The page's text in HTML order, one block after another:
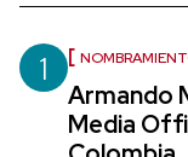
1
Armando
Media